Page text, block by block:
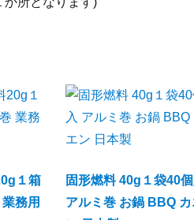
１箱
務用
固形燃料 40g１袋40
アルミ巻 お鍋 BBQ カ